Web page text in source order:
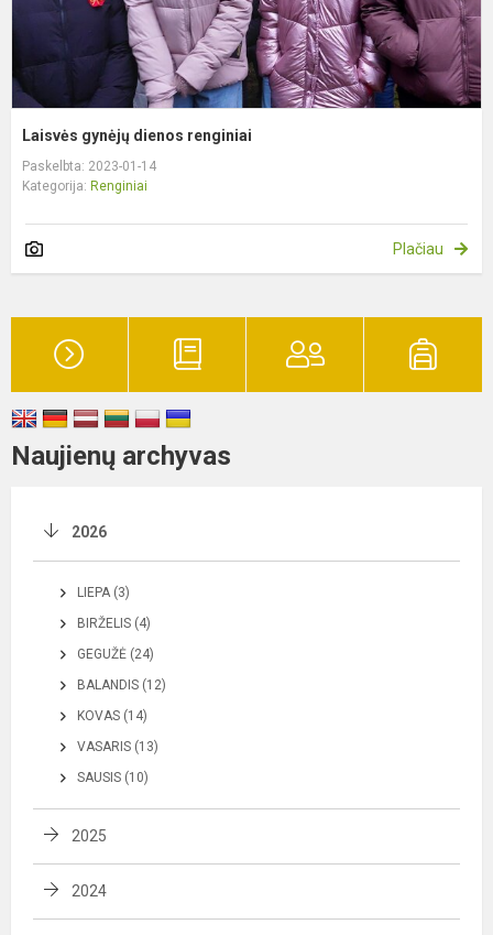
Laisvės gynėjų dienos renginiai
Paskelbta: 2023-01-14
Kategorija: Renginiai
Plačiau
Naujienų archyvas
2026
LIEPA (3)
BIRŽELIS (4)
GEGUŽĖ (24)
BALANDIS (12)
KOVAS (14)
VASARIS (13)
SAUSIS (10)
2025
2024